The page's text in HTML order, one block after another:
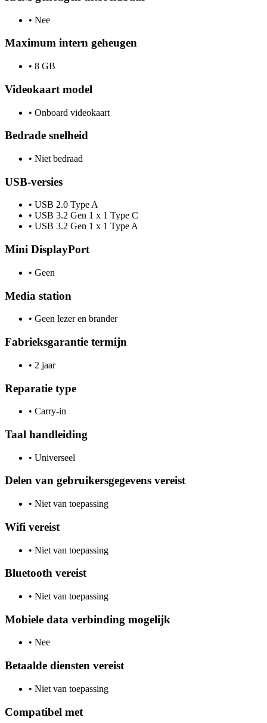
• Nee
Maximum intern geheugen
• 8 GB
Videokaart model
• Onboard videokaart
Bedrade snelheid
• Niet bedraad
USB-versies
• USB 2.0 Type A
• USB 3.2 Gen 1 x 1 Type C
• USB 3.2 Gen 1 x 1 Type A
Mini DisplayPort
• Geen
Media station
• Geen lezer en brander
Fabrieksgarantie termijn
• 2 jaar
Reparatie type
• Carry-in
Taal handleiding
• Universeel
Delen van gebruikersgegevens vereist
• Niet van toepassing
Wifi vereist
• Niet van toepassing
Bluetooth vereist
• Niet van toepassing
Mobiele data verbinding mogelijk
• Nee
Betaalde diensten vereist
• Niet van toepassing
Compatibel met